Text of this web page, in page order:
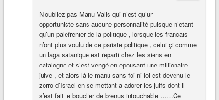
N’oubliez pas Manu Valls qui n’est qu’un
opportuniste sans aucune personnalité puisque n’etant
qu’un palefrenier de la politique , lorsque les francais
n’ont plus voulu de ce pariste politique , celui çi comme
un laga satanique est reparti chez les siens en
catalogne et s’est vengé en epousant une millionaire
juive , et alors là le manu sans foi ni loi est devenu le
zorro d’Israel en se mettant a adorer les juifs dont il
s’est fait le bouclier de brenus intouchable ……Ce